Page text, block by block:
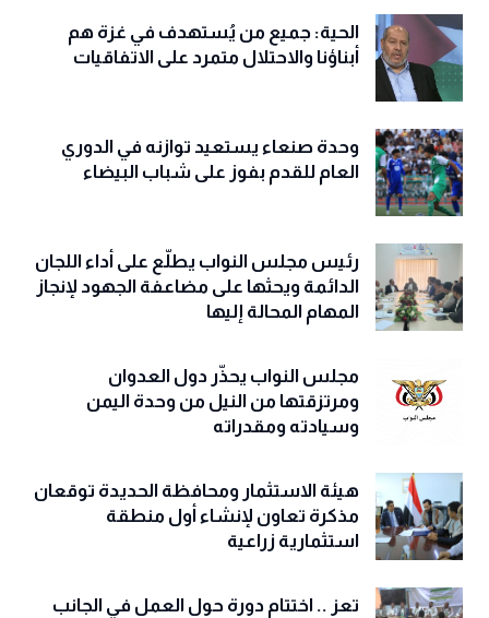
الحية: جميع من يُستهدف في غزة هم
أبناؤنا والاحتلال متمرد على الاتفاقيات
وحدة صنعاء يستعيد توازنه في الدوري
العام للقدم بفوز على شباب البيضاء
رئيس مجلس النواب يطلّع على أداء اللجان
الدائمة ويحثها على مضاعفة الجهود لإنجاز
المهام المحالة إليها
مجلس النواب يحذّّر دول العدوان
ومرتزقتها من النيل من وحدة اليمن
وسيادته ومقدراته
هيئة الاستثمار ومحافظة الحديدة توقعان
مذكرة تعاون لإنشاء أول منطقة
استثمارية زراعية
تعز .. اختتام دورة حول العمل في الجانب